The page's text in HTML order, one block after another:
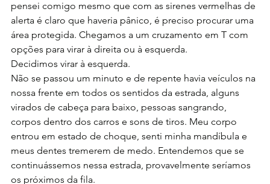
pensei comigo mesmo que com as sirenes vermelhas de
alerta é claro que haveria pânico, é preciso procurar uma
área protegida. Chegamos a um cruzamento em T com
opções para virar à direita ou à esquerda.
Decidimos virar à esquerda.
Não se passou um minuto e de repente havia veículos na
nossa frente em todos os sentidos da estrada, alguns
virados de cabeça para baixo, pessoas sangrando,
corpos dentro dos carros e sons de tiros. Meu corpo
entrou em estado de choque, senti minha mandíbula e
meus dentes tremerem de medo. Entendemos que se
continuássemos nessa estrada, provavelmente seríamos
os próximos da fila.